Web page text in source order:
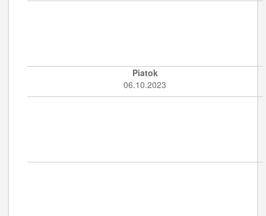
Piatok
06.10.2023